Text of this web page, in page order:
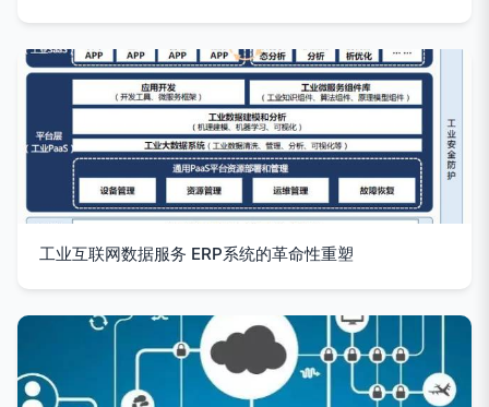
工业互联网数据服务 ERP系统的革命性重塑